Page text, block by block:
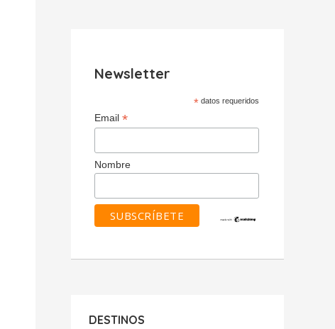
Newsletter
* datos requeridos
Email *
Nombre
DESTINOS